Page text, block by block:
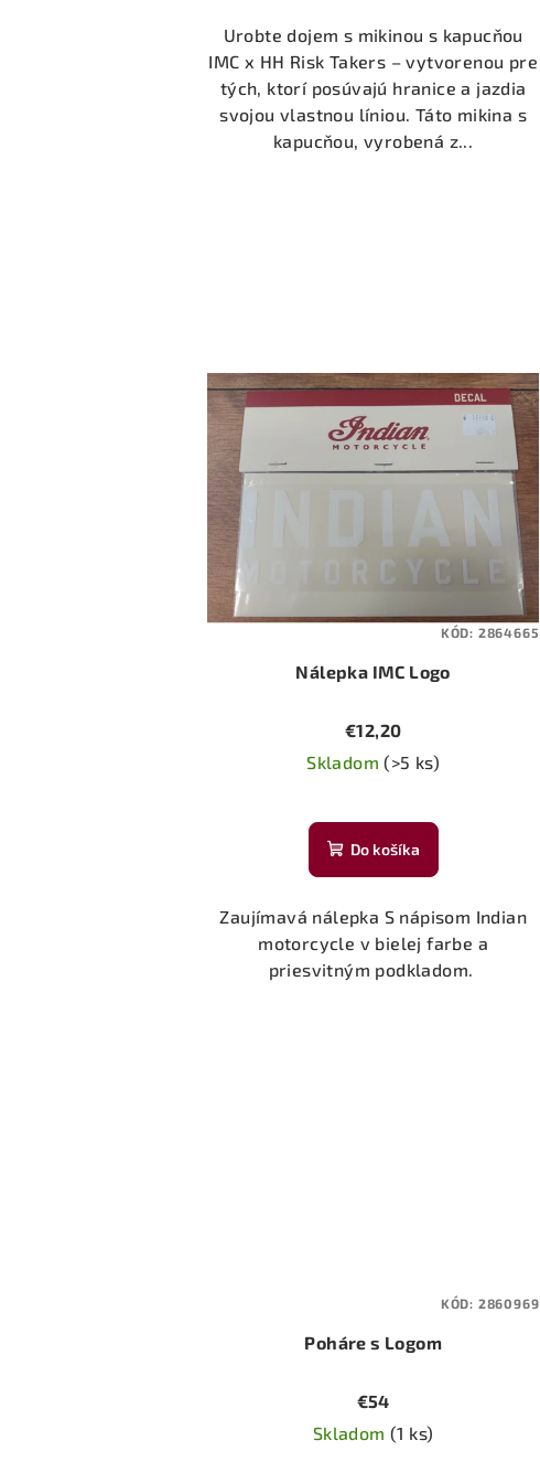
Urobte dojem s mikinou s kapucňou
IMC x HH Risk Takers – vytvorenou pre
tých, ktorí posúvajú hranice a jazdia
svojou vlastnou líniou. Táto mikina s
kapucňou, vyrobená z...
Nálepka IMC Logo
€12,20
Skladom(>5 ks)
hodnotenie
produktu
je
5,0
z
hviezdičiek.
Do košíka
Zaujímavá nálepka S nápisom Indian
motorcycle v bielej farbe a
priesvitným podkladom.
KÓD: 2864665
Poháre s Logom
€54
Skladom(1 ks)
KÓD: 2860969